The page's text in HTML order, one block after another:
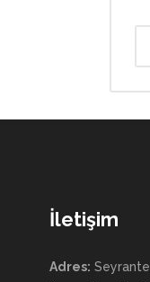
İletişim
Adres: